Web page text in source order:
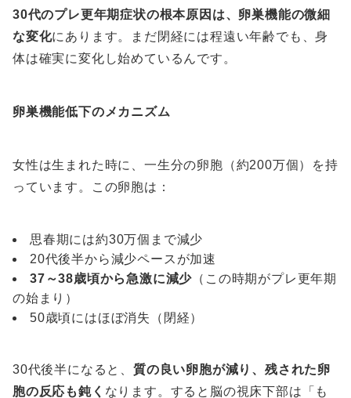
30代のプレ更年期症状の根本原因は、卵巣機能の微細
な変化にあります。まだ閉経には程遠い年齢でも、身
体は確実に変化し始めているんです。
卵巣機能低下のメカニズム
女性は生まれた時に、一生分の卵胞（約200万個）を持
っています。この卵胞は：
思春期には約30万個まで減少
20代後半から減少ペースが加速
37～38歳頃から急激に減少 （この時期がプレ更年期
の始まり）
50歳頃にはほぼ消失（閉経）
30代後半になると、 質の良い卵胞が減り、残された卵
胞の反応も鈍く なります。すると脳の視床下部は「も